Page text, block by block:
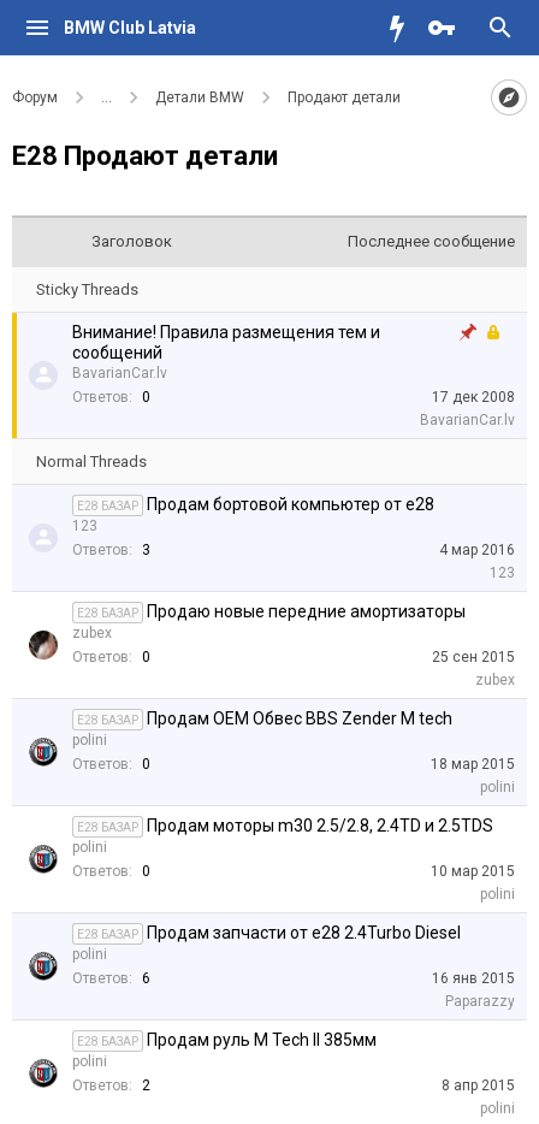
BMW Club Latvia
Форум ... Детали BMW Продают детали
Е28 Продают детали
Заголовок Последнее сообщение
Sticky Threads
Внимание! Правила размещения тем и
сообщений
BavarianCar.lv
Ответов:
0
17 дек 2008
BavarianCar.lv
Normal Threads
E28 БАЗАР Продам бортовой компьютер от е28
123
Ответов:
3
4 мар 2016
123
E28 БАЗАР Продаю новые передние амортизаторы
zubex
Ответов:
0
25 сен 2015
zubex
E28 БАЗАР Продам OEM Обвес BBS Zender M tech
polini
Ответов:
0
18 мар 2015
polini
E28 БАЗАР Продам моторы m30 2.5/2.8, 2.4TD и 2.5TDS
polini
Ответов:
0
10 мар 2015
polini
E28 БАЗАР Продам запчасти от е28 2.4Turbo Diesel
polini
Ответов:
6
16 янв 2015
Paparazzy
E28 БАЗАР Продам руль M Tech II 385мм
polini
Ответов:
2
8 апр 2015
polini